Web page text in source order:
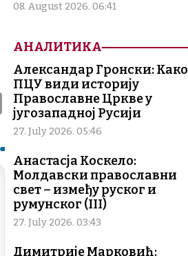
C
o
p
y
Li
n
k
08. August 2026. 06:41
АНАЛИТИКА
Александар Гронски: Како
ПЦУ види историју
Православне Цркве у
југозападној Русији
27. July 2026. 05:46
Анастасја Коскело:
Молдавски православни
свет – између руског и
румунског (III)
27. July 2026. 03:43
Димитрије Марковић: